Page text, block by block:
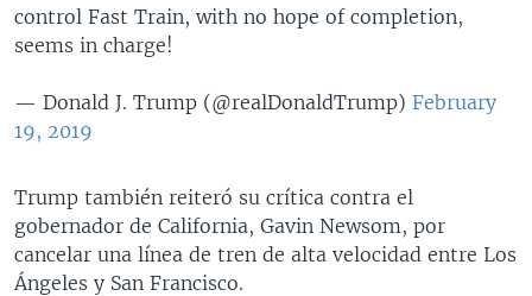
control Fast Train, with no hope of completion,
seems in charge!
— Donald J. Trump (@realDonaldTrump) February
19, 2019
Trump también reiteró su crítica contra el
gobernador de California, Gavin Newsom, por
cancelar una línea de tren de alta velocidad entre Los
Ángeles y San Francisco.